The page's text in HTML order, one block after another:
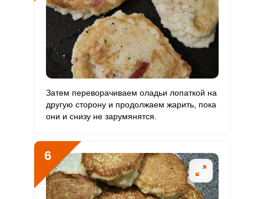
Затем переворачиваем оладьи лопаткой на
другую сторону и продолжаем жарить, пока
они и снизу не зарумянятся.
6